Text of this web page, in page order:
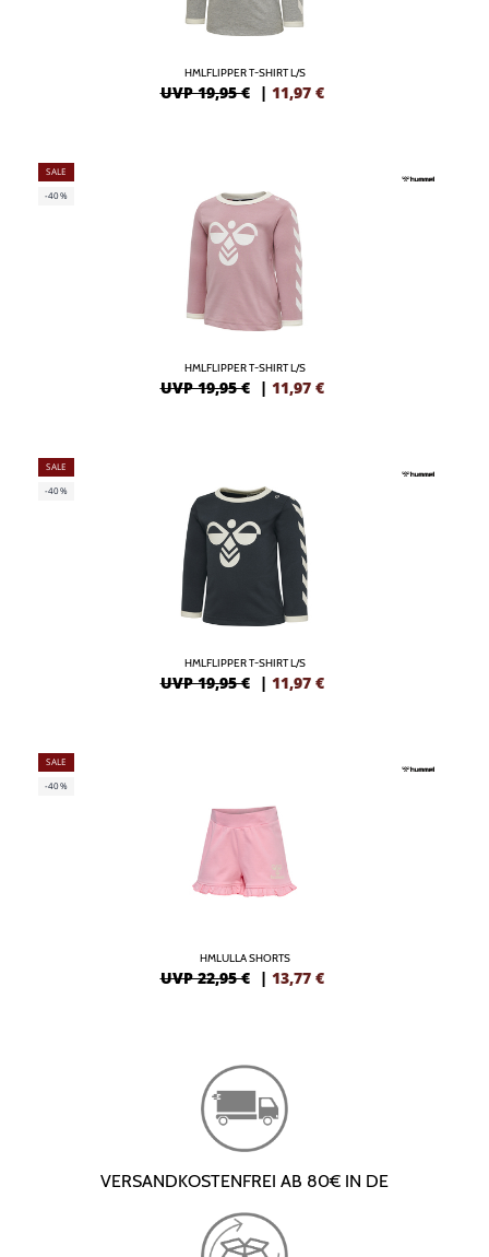
HMLFLIPPER T-SHIRT L/S
UVP 19,95 € | 11,97 €
SALE
-40%
HMLFLIPPER T-SHIRT L/S
UVP 19,95 € | 11,97 €
SALE
-40%
HMLFLIPPER T-SHIRT L/S
UVP 19,95 € | 11,97 €
SALE
-40%
HMLULLA SHORTS
UVP 22,95 € | 13,77 €
VERSANDKOSTENFREI AB 80€ IN DE